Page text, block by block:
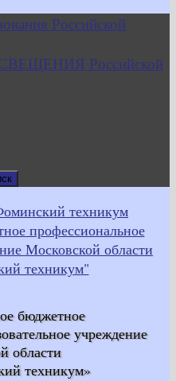
бюджетное
учреждение
области
техникум»